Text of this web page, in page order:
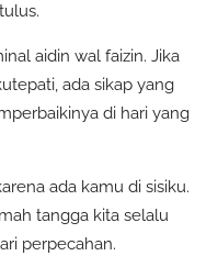
aidin wal faizin. Jika
ada sikap yang
di hari yang
ada kamu di sisiku.
tangga kita selalu
perpecahan.